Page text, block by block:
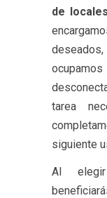
de
tarea
siguiente
Al